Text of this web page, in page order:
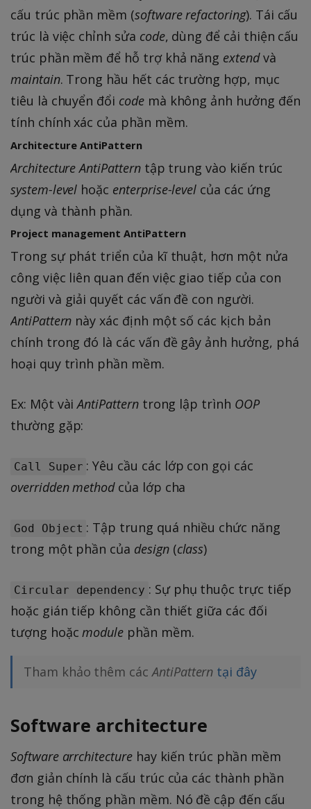
cấu trúc phần mềm (software refactoring). Tái cấu
trúc là việc chỉnh sửa code, dùng để cải thiện cấu
trúc phần mềm để hỗ trợ khả năng extendvà
maintain. Trong hầu hết các trường hợp, mục
tiêu là chuyển đổi codemà không ảnh hưởng đến
tính chính xác của phần mềm.
Architecture AntiPattern
Architecture AntiPatterntập trung vào kiến trúc
system-level hoặc enterprise-level của các ứng
dụng và thành phần.
Project management AntiPattern
Trong sự phát triển của kĩ thuật, hơn một nửa
công việc liên quan đến việc giao tiếp của con
người và giải quyết các vấn đề con người.
AntiPattern này xác định một số các kịch bản
chính trong đó là các vấn đề gây ảnh hưởng, phá
hoại quy trình phần mềm.
Ex: Một vàiAntiPatterntrong lập trình OOP
thường gặp:
Call Super : Yêu cầu các lớp con gọi các
overridden methodcủa lớp cha
God Object : Tập trung quá nhiều chức năng
trong một phần của design(class)
Circular dependency : Sự phụ thuộc trực tiếp
hoặc gián tiếp không cần thiết giữa các đối
tượng hoặcmodule phần mềm.
Tham khảo thêm cácAntiPattern tại đây
Software architecture
Software arrchitecturehay kiến trúc phần mềm
đơn giản chính là cấu trúc của các thành phần
trong hệ thống phần mềm. Nó đề cập đến cấu